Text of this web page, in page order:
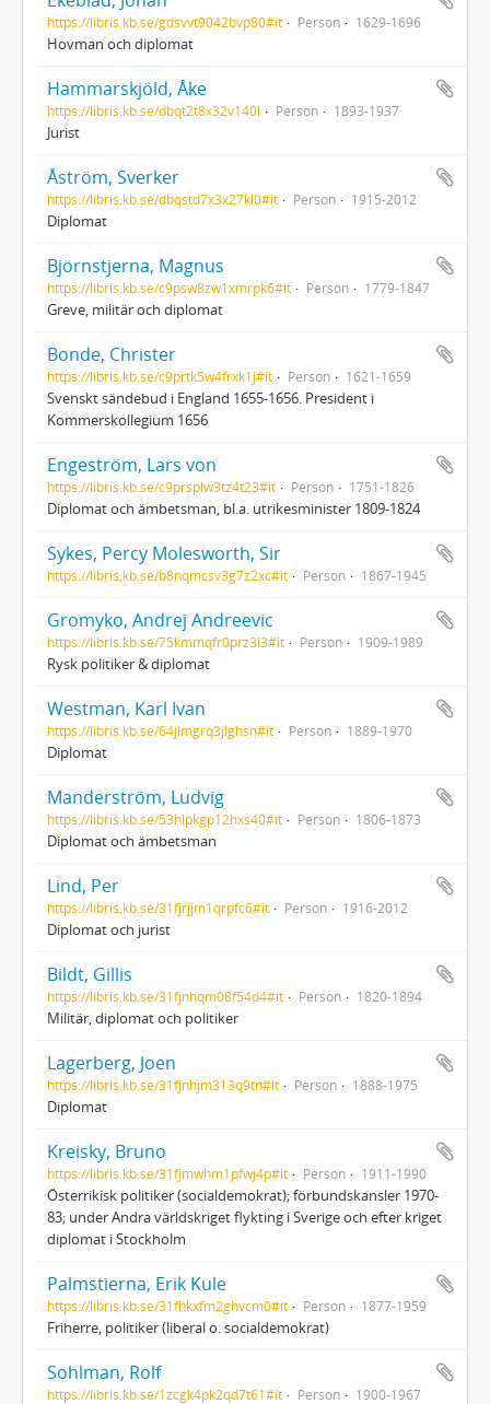
https://libris.kb.se/gdsvvt9042bvp80#it Person 1629-1696
Hovman och diplomat
Hammarskjöld, Åke
https://libris.kb.se/dbqt2t8x32v140l Person 1893-1937
Jurist
Åström, Sverker
https://libris.kb.se/dbqstd7x3x27kl0#it Person 1915-2012
Diplomat
Björnstjerna, Magnus
https://libris.kb.se/c9psw8zw1xmrpk6#it Person 1779-1847
Greve, militär och diplomat
Bonde, Christer
https://libris.kb.se/c9prtk5w4frxk1j#it Person 1621-1659
Svenskt sändebud i England 1655-1656. President i
Kommerskollegium 1656
Engeström, Lars von
https://libris.kb.se/c9prsplw3tz4t23#it Person 1751-1826
Diplomat och ämbetsman, bl.a. utrikesminister 1809-1824
Sykes, Percy Molesworth, Sir
https://libris.kb.se/b8nqmcsv3g7z2xc#it Person 1867-1945
Gromyko, Andrej Andreevic
https://libris.kb.se/75kmmqfr0prz3l3#it Person 1909-1989
Rysk politiker & diplomat
Westman, Karl Ivan
https://libris.kb.se/64jlmgrq3jlghsn#it Person 1889-1970
Diplomat
Manderström, Ludvig
https://libris.kb.se/53hlpkgp12hxs40#it Person 1806-1873
Diplomat och ämbetsman
Lind, Per
https://libris.kb.se/31fjrjjm1qrpfc6#it Person 1916-2012
Diplomat och jurist
Bildt, Gillis
https://libris.kb.se/31fjnhqm08f54d4#it Person 1820-1894
Militär, diplomat och politiker
Lagerberg, Joen
https://libris.kb.se/31fjnhjm313q9tn#it Person 1888-1975
Diplomat
Kreisky, Bruno
https://libris.kb.se/31fjmwhm1pfwj4p#it Person 1911-1990
Österrikisk politiker (socialdemokrat); förbundskansler 1970-
83; under Andra världskriget flykting i Sverige och efter kriget
diplomat i Stockholm
Palmstierna, Erik Kule
https://libris.kb.se/31fhkxfm2ghvcm0#it Person 1877-1959
Friherre, politiker (liberal o. socialdemokrat)
Sohlman, Rolf
https://libris.kb.se/1zcgk4pk2qd7t61#it Person 1900-1967